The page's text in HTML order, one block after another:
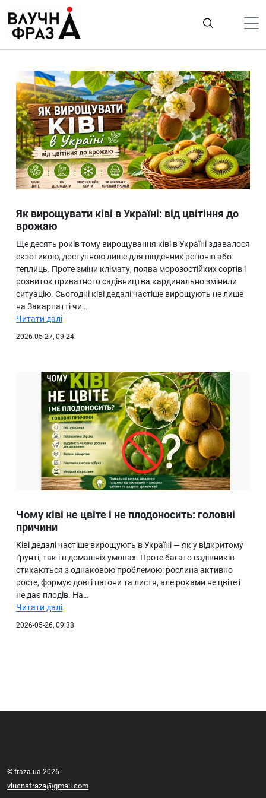
содержимому
Гроші
Життя
Лайфстайл
ТехноНаука
Людина
Ukraine
Про нас
Як вирощувати ківі в Україні: від цвітіння до
врожаю
Ще десять років тому вирощування ківі в Україні здавалося
екзотикою, доступною лише для південних регіонів або
теплиць. Проте зміни клімату, поява морозостійких сортів і
розвиток приватного садівництва кардинально змінили
ситуацію. Сьогодні ківі дедалі частіше вирощують не лише
на Закарпатті чи…
Читати далі
2026-05-27, 09:24
Чому ківі не цвіте і не плодоносить: головні
причини
Ківі дедалі частіше вирощують в Україні — як у відкритому
ґрунті, так і в домашніх умовах. Проте багато садівників
стикаються з однаковою проблемою: рослина активно
росте, формує довгі пагони та листя, але роками не цвіте і
не дає плодів. На…
Читати далі
2026-05-26, 09:38
© fraza.ua 2026
vlucnafraza@gmail.com